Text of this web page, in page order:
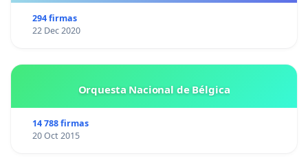
294 firmas
22 Dec 2020
Orquesta Nacional de Bélgica
14 788 firmas
20 Oct 2015